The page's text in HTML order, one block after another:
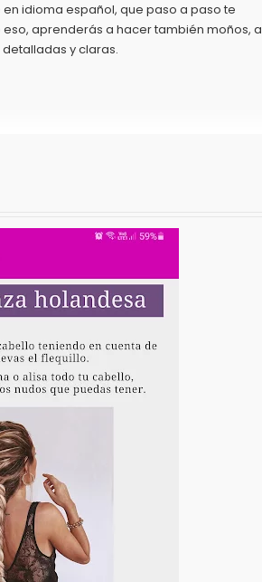
idioma español, que paso a paso te
aprenderás a hacer también moños, a
y claras.
un gran amor por el mundo del estilismo.
hebras de cabello. La práctica del
durante miles de años en muchas
trenzas y peinados como toda una